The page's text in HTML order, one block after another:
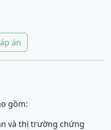
án
gồm:
và thị trường chứng